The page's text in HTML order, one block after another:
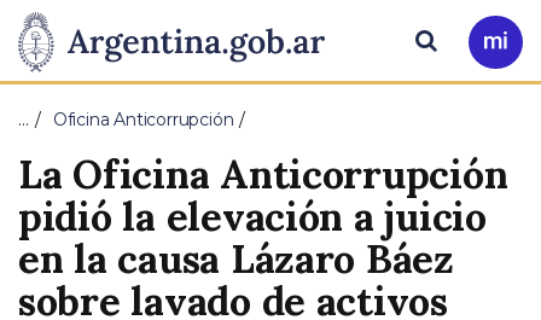
Presidencia
de
la
Nación
Pasar al contenido principal
Ir
a
Buscar
… Oficina Anticorrupción
La Oficina Anticorrupción
pidió la elevación a juicio
en la causa Lázaro Báez
sobre lavado de activos